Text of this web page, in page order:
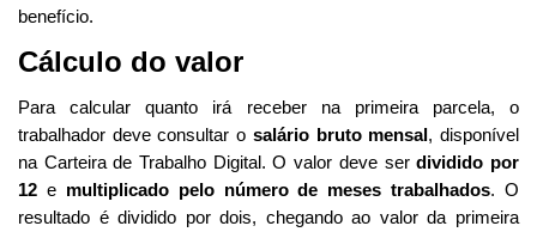
benefício.
Cálculo do valor
Para calcular quanto irá receber na primeira parcela, o
trabalhador deve consultar o salário bruto mensal, disponível
na Carteira de Trabalho Digital. O valor deve serdividido por
12 e multiplicado pelo número de meses trabalhados. O
resultado é dividido por dois, chegando ao valor da primeira